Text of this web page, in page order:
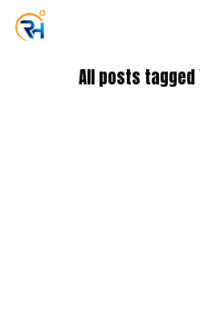
All posts